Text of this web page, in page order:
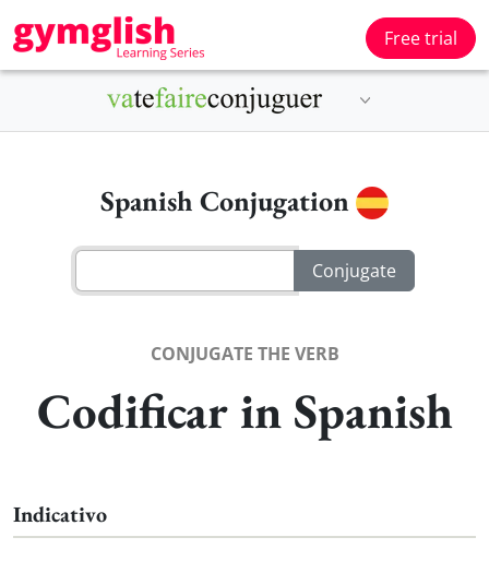
Free trial
Spanish Conjugation
CONJUGATE THE VERB
Codificar in Spanish
Indicativo